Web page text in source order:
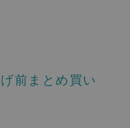
前まとめ買い